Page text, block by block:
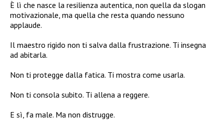
È lì che nasce la resilienza autentica, non quella da slogan
motivazionale, ma quella che resta quando nessuno
applaude.
Il maestro rigido non ti salva dalla frustrazione. Ti insegna
ad abitarla.
Non ti protegge dalla fatica. Ti mostra come usarla.
Non ti consola subito. Ti allena a reggere.
E sì, fa male. Ma non distrugge.